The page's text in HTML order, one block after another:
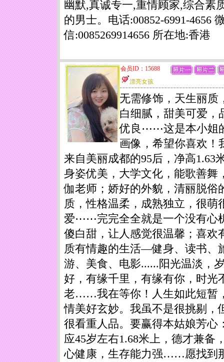
幽默,真诚专一,重情顾家,综合素
的男士。电话:00852-6991-4656
信:0085269914656 所在地:香港
会员ID：15688
漂亮女孩
无需修饰，天生丽质
白细腻，甜美可爱，
优良⋯⋯这是本小姐
画像，希望你喜欢！
来自美丽成都的95后，净高1.63
身姿优美，大学文化，能歌善舞
伽老师；娇好的外貌，清丽脱俗
质，性格温柔，成熟独立，很萌
爱⋯⋯完完全全就是一个没有心
傻白甜，让人感觉很温馨；喜欢
质有情趣的生活—健身、读书、
游、美食、电影......阳光温淡，
好，有缘千里，有缘有你，时光
老……我在等你！人生如此短暂
情美好玄妙。我虽不是很挑剔，
很看重人品。要赢得本姑娘芳心
应45岁左右1.68米上，德才兼备
心健康，生存能力强……愿找到